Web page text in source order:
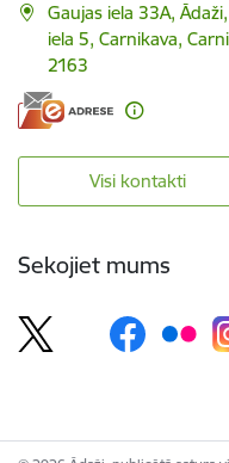
Gaujas iela 33A,
iela 5, Carnikava,
2163
Visi kontakti
Sekojiet mums